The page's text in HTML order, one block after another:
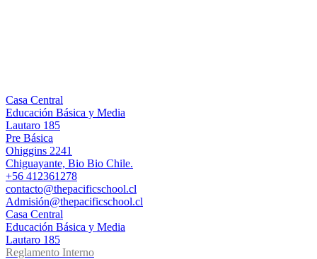
Casa Central
Educación Básica y Media
Lautaro 185
Pre Básica
Ohiggins 2241
Chiguayante, Bio Bio Chile.
+56 412361278
contacto@thepacificschool.cl
Admisión@thepacificschool.cl
Casa Central
Educación Básica y Media
Lautaro 185
Reglamento Interno